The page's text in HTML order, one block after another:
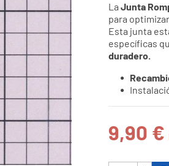
La Junta
para
Esta junta
específicas
duradero.
9,90 €